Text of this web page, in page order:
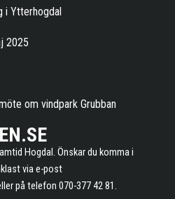
i Ytterhogdal
2025
om vindpark Grubban
Hogdal. Önskar du komma i
via e-post
på telefon 070-377 42 81.